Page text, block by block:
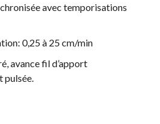
avec temporisations
0,25 à 25 cm/min
avance fil d’apport
pulsée.